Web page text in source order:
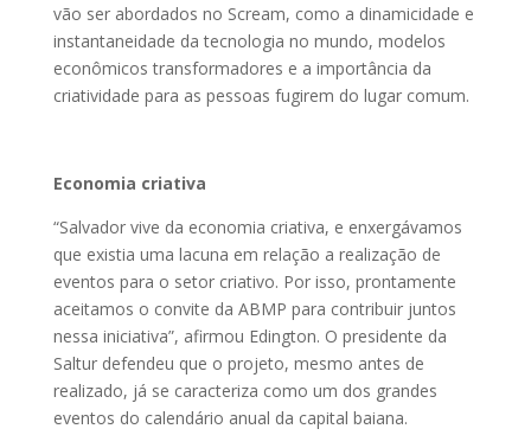
vão ser abordados no Scream, como a dinamicidade e
instantaneidade da tecnologia no mundo, modelos
econômicos transformadores e a importância da
criatividade para as pessoas fugirem do lugar comum.
Economia criativa
“Salvador vive da economia criativa, e enxergávamos
que existia uma lacuna em relação a realização de
eventos para o setor criativo. Por isso, prontamente
aceitamos o convite da ABMP para contribuir juntos
nessa iniciativa”, afirmou Edington. O presidente da
Saltur defendeu que o projeto, mesmo antes de
realizado, já se caracteriza como um dos grandes
eventos do calendário anual da capital baiana.